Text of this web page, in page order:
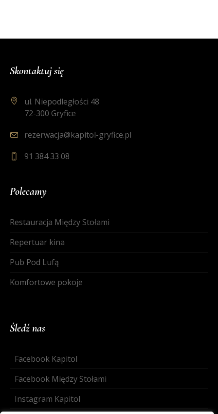
Skontaktuj się
ul. Niepodległości 48
72-300 Gryfice
rezerwacja@kapitol-gryfice.pl
91 384 33 08
Polecamy
Restauracja Między Stołami
Repertuar kina
Pub Pod Lufą
Komfortowe pokoje
Śledź nas
Facebook Kapitol
Facebook Między Stołami
Instagram Kapitol